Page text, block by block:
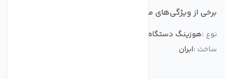
برخی از ویژگی‌های مهم این محصول :
نوع :هوزینگ دستگاه تصفیه کننده آب
ساخت :ابران